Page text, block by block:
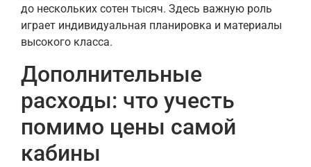
до нескольких сотен тысяч. Здесь важную роль
играет индивидуальная планировка и материалы
высокого класса.
Дополнительные
расходы: что учесть
помимо цены самой
кабины